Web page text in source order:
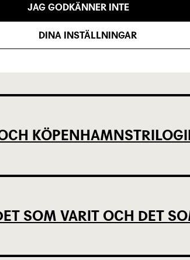
OM UNGAS RÄTT
SOM VARIT OCH DET
JAG GODKÄNNER INTE
DINA INSTÄLLNINGAR